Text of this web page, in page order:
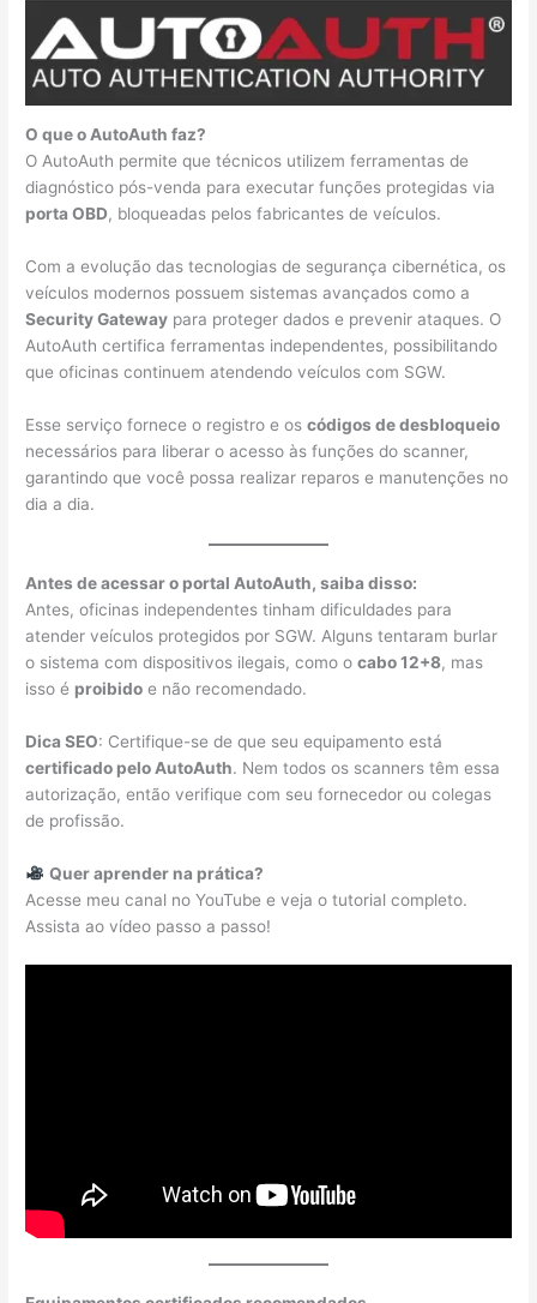
O que o AutoAuth faz?
O AutoAuth permite que técnicos utilizem ferramentas de
diagnóstico pós-venda para executar funções protegidas via
porta OBD, bloqueadas pelos fabricantes de veículos.
Com a evolução das tecnologias de segurança cibernética, os
veículos modernos possuem sistemas avançados como a
Security Gateway para proteger dados e prevenir ataques. O
AutoAuth certifica ferramentas independentes, possibilitando
que oficinas continuem atendendo veículos com SGW.
Esse serviço fornece o registro e oscódigos de desbloqueio
necessários para liberar o acesso às funções do scanner,
garantindo que você possa realizar reparos e manutenções no
dia a dia.
Antes de acessar o portal AutoAuth, saiba disso:
Antes, oficinas independentes tinham dificuldades para
atender veículos protegidos por SGW. Alguns tentaram burlar
o sistema com dispositivos ilegais, como ocabo 12+8, mas
isso é proibido e não recomendado.
Dica SEO: Certifique-se de que seu equipamento está
certificado pelo AutoAuth. Nem todos os scanners têm essa
autorização, então verifique com seu fornecedor ou colegas
de profissão.
Quer aprender na prática?
Acesse meu canal no YouTube e veja o tutorial completo.
Assista ao vídeo passo a passo!